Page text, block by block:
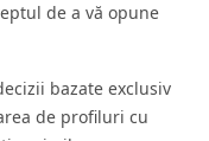
de a vă opune
bazate exclusiv
de profiluri cu